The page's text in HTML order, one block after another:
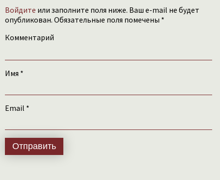
Войдите или заполните поля ниже. Ваш e-mail не будет
опубликован. Обязательные поля помечены *
Комментарий
Имя *
Email *